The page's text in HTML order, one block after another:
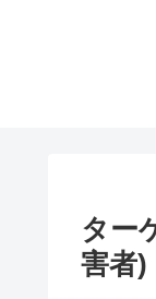
ター
害者)